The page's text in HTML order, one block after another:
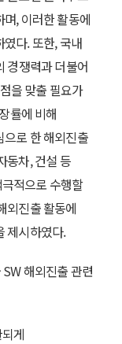
, 이러한 활동에
다. 또한, 국내
경쟁력과 더불어
을 맞출 필요가
률에 비해
로 한 해외진출
동차, 건설 등
적으로 수행할
외진출 활동에
제시하였다.
해외진출 관련
게